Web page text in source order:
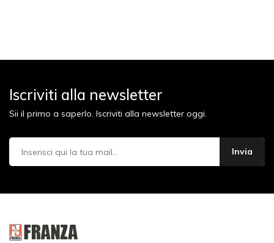
Iscriviti alla newsletter
Sii il primo a saperlo. Iscriviti alla newsletter oggi.